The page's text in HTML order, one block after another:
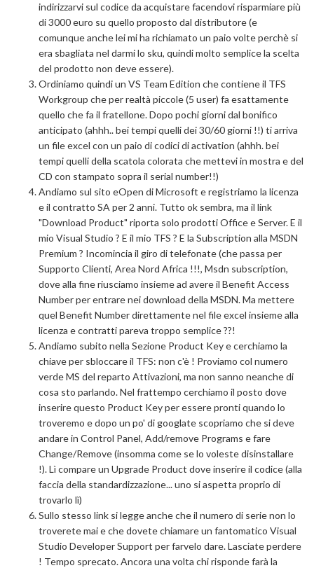
indirizzarvi sul codice da acquistare facendovi risparmiare più
di 3000 euro su quello proposto dal distributore (e
comunque anche lei mi ha richiamato un paio volte perchè si
era sbagliata nel darmi lo sku, quindi molto semplice la scelta
del prodotto non deve essere).
Ordiniamo quindi un VS Team Edition che contiene il TFS
Workgroup che per realtà piccole (5 user) fa esattamente
quello che fa il fratellone. Dopo pochi giorni dal bonifico
anticipato (ahhh.. bei tempi quelli dei 30/60 giorni !!) ti arriva
un file excel con un paio di codici di activation (ahhh. bei
tempi quelli della scatola colorata che mettevi in mostra e del
CD con stampato sopra il serial number!!)
Andiamo sul sito eOpen di Microsoft e registriamo la licenza
e il contratto SA per 2 anni. Tutto ok sembra, ma il link
"Download Product" riporta solo prodotti Office e Server. E il
mio Visual Studio ? E il mio TFS ? E la Subscription alla MSDN
Premium ? Incomincia il giro di telefonate (che passa per
Supporto Clienti, Area Nord Africa !!!, Msdn subscription,
dove alla fine riusciamo insieme ad avere il Benefit Access
Number per entrare nei download della MSDN. Ma mettere
quel Benefit Number direttamente nel file excel insieme alla
licenza e contratti pareva troppo semplice ??!
Andiamo subito nella Sezione Product Key e cerchiamo la
chiave per sbloccare il TFS: non c'è ! Proviamo col numero
verde MS del reparto Attivazioni, ma non sanno neanche di
cosa sto parlando. Nel frattempo cerchiamo il posto dove
inserire questo Product Key per essere pronti quando lo
troveremo e dopo un po' di googlate scopriamo che si deve
andare in Control Panel, Add/remove Programs e fare
Change/Remove (insomma come se lo voleste disinstallare
!). Lì compare un Upgrade Product dove inserire il codice (alla
faccia della standardizzazione... uno si aspetta proprio di
trovarlo lì)
Sullo stesso link si legge anche che il numero di serie non lo
troverete mai e che dovete chiamare un fantomatico Visual
Studio Developer Support per farvelo dare. Lasciate perdere
! Tempo sprecato. Ancora una volta chi risponde farà la